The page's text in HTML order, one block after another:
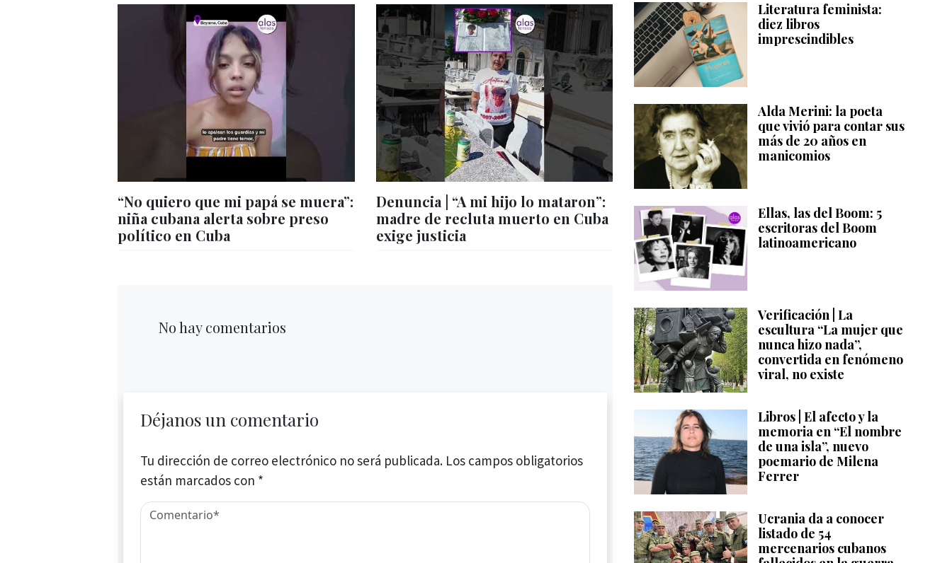
“No quiero que mi papá se muera”:
niña cubana alerta sobre preso
político en Cuba
Denuncia | “A mi hijo lo mataron”:
madre de recluta muerto en Cuba
exige justicia
No hay comentarios
Déjanos un comentario
Tu dirección de correo electrónico no será publicada. Los campos obligatorios
están marcados con *
Literatura feminista:
diez libros
imprescindibles
Alda Merini: la poeta
que vivió para contar sus
más de 20 años en
manicomios
Ellas, las del Boom: 5
escritoras del Boom
latinoamericano
Verificación | La
escultura “La mujer que
nunca hizo nada”,
convertida en fenómeno
viral, no existe
Libros | El afecto y la
memoria en “El nombre
de una isla”, nuevo
poemario de Milena
Ferrer
Ucrania da a conocer
listado de 54
mercenarios cubanos